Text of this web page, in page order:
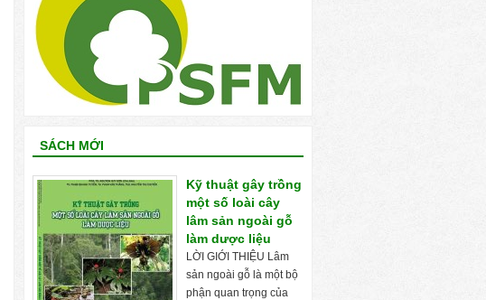
SÁCH MỚI
Kỹ thuật gây trồng
một số loài cây
lâm sản ngoài gỗ
làm dược liệu
LỜI GIỚI THIỆU Lâm
sản ngoài gỗ là một bộ
phận quan trọng của